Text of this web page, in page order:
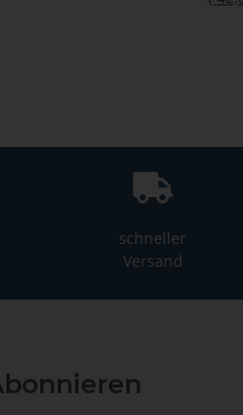
schneller
Versand